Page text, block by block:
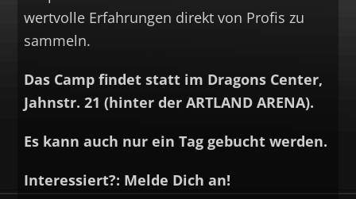
wertvolle Erfahrungen direkt von Profis zu
sammeln.
Das Camp findet statt im Dragons Center,
Jahnstr. 21 (hinter der ARTLAND ARENA).
Es kann auch nur ein Tag gebucht werden.
Interessiert?: Melde Dich an!